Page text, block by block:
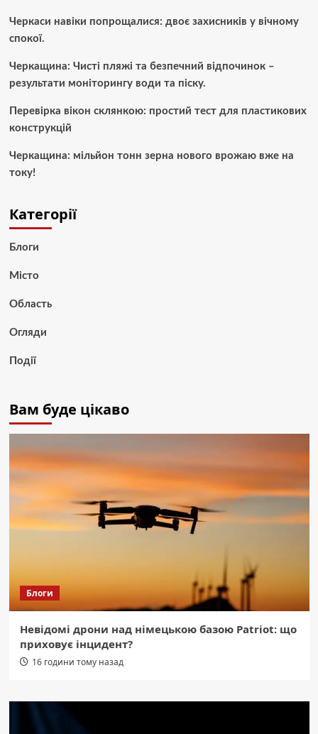
Черкаси навіки попрощалися: двоє захисників у вічному
спокої.
Черкащина: Чисті пляжі та безпечний відпочинок –
результати моніторингу води та піску.
Перевірка вікон склянкою: простий тест для пластикових
конструкцій
Черкащина: мільйон тонн зерна нового врожаю вже на
току!
Категорії
Блоги
Місто
Область
Огляди
Події
Вам буде цікаво
Блоги
Невідомі дрони над німецькою базою Patriot: що
приховує інцидент?
16 години тому назад